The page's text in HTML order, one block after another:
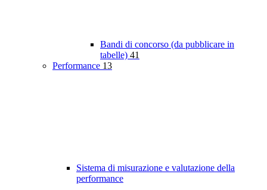
Bandi di concorso (da pubblicare in
tabelle) 41
Performance 13
Sistema di misurazione e valutazione della
performance